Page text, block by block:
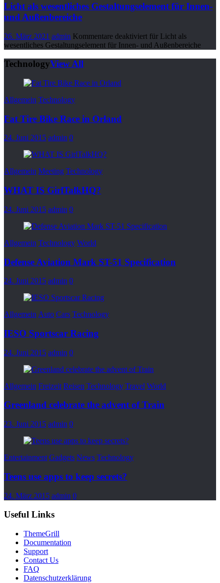
Licht als wesentliches Gestaltungselement für Innen-
und Außenbereiche
26. März 2021 admin Kommentare deaktiviert für Licht als
wesentliches Gestaltungselement für Innen- und Außenbereiche
TechnologyView All
Allgemein Technology
Fat Tire Bike Race in Orland
24. Juni 2015 admin 0
Allgemein Meeting Technology
WHAT IS GirlTalkHQ?
24. Juni 2015 admin 0
Allgemein Technology World
Defense Aviation Mark ST-51 Specification
24. Juni 2015 admin 0
Allgemein Auto Cars Technology
IESO Sportscar Racing
24. Juni 2015 admin 0
Allgemein Freizeit Reisen Technology Travel World
Greenland celebrate the advent of Train
23. Juni 2015 admin 0
Entertainment Gadgets News Technology
Teens use apps to keep secrets?
24. März 2015 admin 0
Useful Links
ThemeGrill
Documentation
Support
Contact Us
FAQ
Datenschutzerklärung